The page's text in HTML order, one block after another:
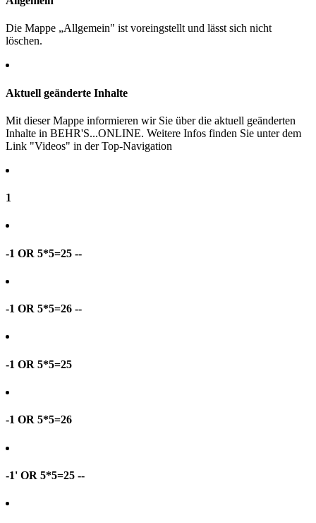
Die Mappe „Allgemein" ist voreingstellt und lässt sich nicht
löschen.
Aktuell geänderte Inhalte
Mit dieser Mappe informieren wir Sie über die aktuell geänderten
Inhalte in BEHR'S...ONLINE. Weitere Infos finden Sie unter dem
Link "Videos" in der Top-Navigation
1
-1 OR 5*5=25 --
-1 OR 5*5=26 --
-1 OR 5*5=25
-1 OR 5*5=26
-1' OR 5*5=25 --